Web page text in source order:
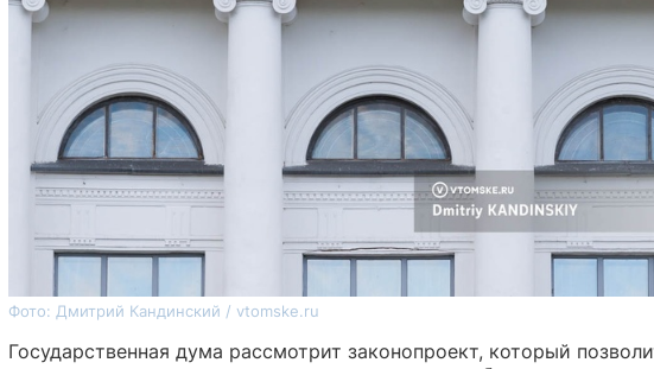
Фото: Дмитрий Кандинский / vtomske.ru
Государственная дума рассмотрит законопроект, который